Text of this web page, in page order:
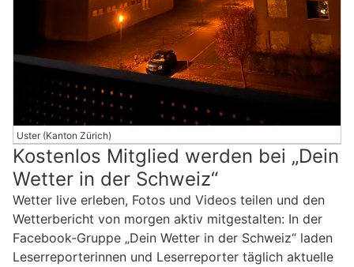
Uster (Kanton Zürich)
Kostenlos Mitglied werden bei „Dein
Wetter in der Schweiz“
Wetter live erleben, Fotos und Videos teilen und den
Wetterbericht von morgen aktiv mitgestalten: In der
Facebook-Gruppe „Dein Wetter in der Schweiz“ laden
Leserreporterinnen und Leserreporter täglich aktuelle